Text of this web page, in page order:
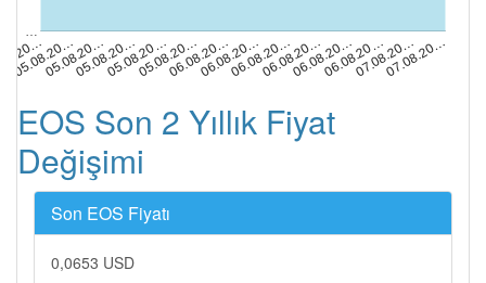
05.08.20…
05.08.20…05.08.20…05.08.20…05.08.20…06.08.20…06.08.20…06.08.20…06.08.20…06.08.20…06.08.20…07.08.20…
07.08.20…
EOS Son 2 Yıllık Fiyat
Değişimi
Son EOS Fiyatı
0,0653 USD